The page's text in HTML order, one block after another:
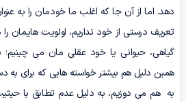
دهد. اما از آن جا که اغلب ما خودمان را به
تعریف درستی از خود نداریم، اولویت هایمان
گیاهی، حیوانی یا خود عقلی مان می
همین دلیل هم بیشتر خواسته هایی که برای به
به هم می دوزیم، به دلیل عدم تطابق با